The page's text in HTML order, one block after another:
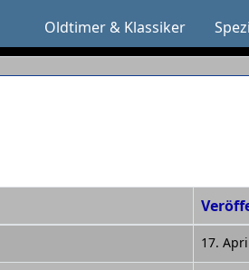
Oldtimer & Klassiker
17.